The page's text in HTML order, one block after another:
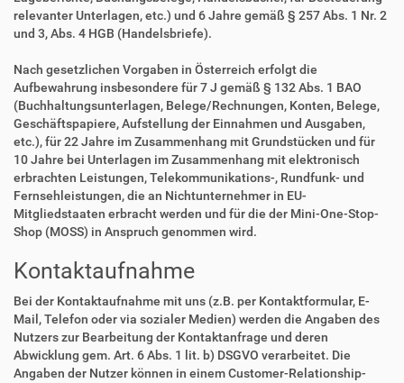
relevanter Unterlagen, etc.) und 6 Jahre gemäß § 257 Abs. 1 Nr. 2
und 3, Abs. 4 HGB (Handelsbriefe).
Nach gesetzlichen Vorgaben in Österreich erfolgt die
Aufbewahrung insbesondere für 7 J gemäß § 132 Abs. 1 BAO
(Buchhaltungsunterlagen, Belege/Rechnungen, Konten, Belege,
Geschäftspapiere, Aufstellung der Einnahmen und Ausgaben,
etc.), für 22 Jahre im Zusammenhang mit Grundstücken und für
10 Jahre bei Unterlagen im Zusammenhang mit elektronisch
erbrachten Leistungen, Telekommunikations-, Rundfunk- und
Fernsehleistungen, die an Nichtunternehmer in EU-
Mitgliedstaaten erbracht werden und für die der Mini-One-Stop-
Shop (MOSS) in Anspruch genommen wird.
Kontaktaufnahme
Bei der Kontaktaufnahme mit uns (z.B. per Kontaktformular, E-
Mail, Telefon oder via sozialer Medien) werden die Angaben des
Nutzers zur Bearbeitung der Kontaktanfrage und deren
Abwicklung gem. Art. 6 Abs. 1 lit. b) DSGVO verarbeitet. Die
Angaben der Nutzer können in einem Customer-Relationship-